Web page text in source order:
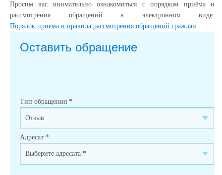
Просим вас внимательно ознакомиться с порядком приёма и
рассмотрения обращений в электронном виде.
Порядок приема и правила рассмотрения обращений граждан
Оставить обращение
Тип обращения *
Адресат *